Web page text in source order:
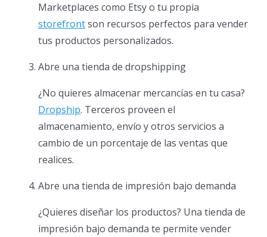
Marketplaces como Etsy o tu propia
storefrontson recursos perfectos para vender
tus productos personalizados.
Abre una tienda de dropshipping
¿No quieres almacenar mercancías en tu casa?
Dropship. Terceros proveen el
almacenamiento, envío y otros servicios a
cambio de un porcentaje de las ventas que
realices.
Abre una tienda de impresión bajo demanda
¿Quieres diseñar los productos? Una tienda de
impresión bajo demanda te permite vender